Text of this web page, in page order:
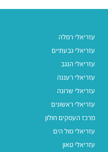
עזריאלי רמלה
עזריאלי גבעתיים
עזריאלי הנגב
עזריאלי רעננה
עזריאלי שרונה
עזריאלי ראשונים
מרכז העסקים חולון
עזריאלי מול הים
עזריאלי טאון